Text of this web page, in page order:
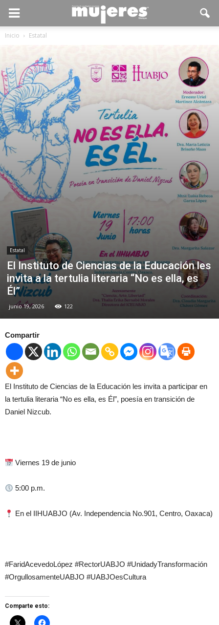
Inicio Estatal
Estatal
El Instituto de Ciencias de la Educación les
invita a la tertulia literaria “No es ella, es
Él”
junio 19, 2026 122
Compartir
El Instituto de Ciencias de la Educación les invita a participar en
la tertulia literaria “No es ella, es Él”, poesía en transición de
Daniel Nizcub.
Viernes 19 de junio
5:00 p.m.
En el IIHUABJO (Av. Independencia No.901, Centro, Oaxaca)
#FaridAcevedoLópez #RectorUABJO #UnidadyTransformación
#OrgullosamenteUABJO #UABJOesCultura
Comparte esto: